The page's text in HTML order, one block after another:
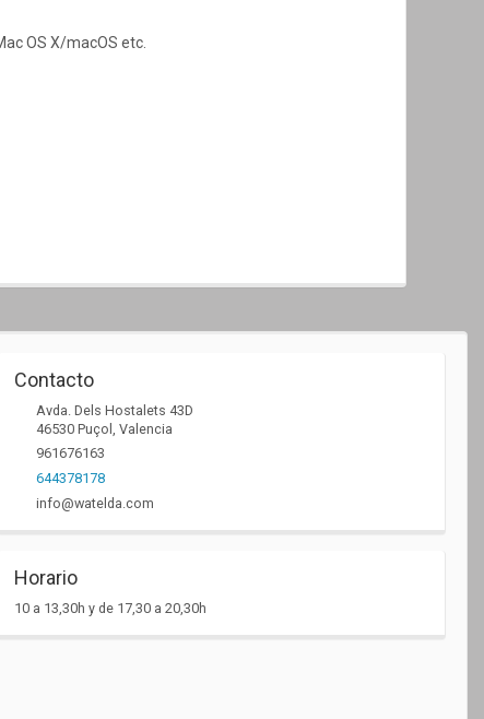
OS X/macOS etc.
Contacto
Avda. Dels Hostalets 43D
46530 Puçol , Valencia
961676163
644378178
info@watelda.com
Horario
10 a 13,30h y de 17,30 a 20,30h